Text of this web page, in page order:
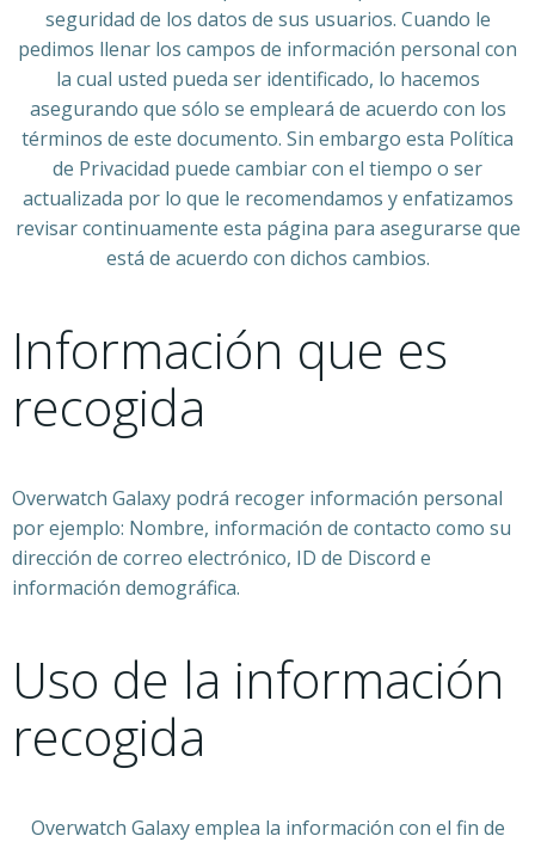
seguridad de los datos de sus usuarios. Cuando le
pedimos llenar los campos de información personal con
la cual usted pueda ser identificado, lo hacemos
asegurando que sólo se empleará de acuerdo con los
términos de este documento. Sin embargo esta Política
de Privacidad puede cambiar con el tiempo o ser
actualizada por lo que le recomendamos y enfatizamos
revisar continuamente esta página para asegurarse que
está de acuerdo con dichos cambios.
Información que es
recogida
Overwatch Galaxy podrá recoger información personal
por ejemplo: Nombre, información de contacto como su
dirección de correo electrónico, ID de Discord e
información demográfica.
Uso de la información
recogida
Overwatch Galaxy emplea la información con el fin de